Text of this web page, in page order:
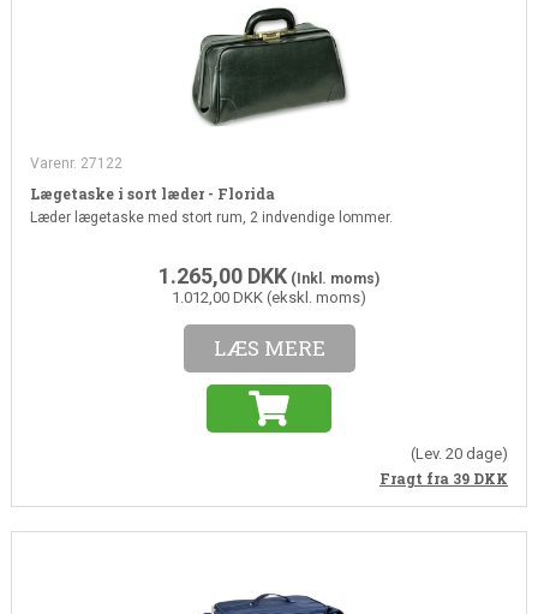
Varenr. 27122
Lægetaske i sort læder - Florida
Læder lægetaske med stort rum, 2 indvendige lommer.
1.265,00 DKK (Inkl. moms)
1.012,00 DKK (ekskl. moms)
LÆS MERE
(Lev. 20 dage)
Fragt fra 39 DKK